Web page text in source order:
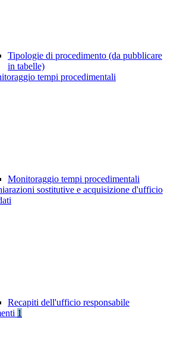
Tipologie di procedimento (da pubblicare
in tabelle)
tempi procedimentali
Monitoraggio tempi procedimentali
sostitutive e acquisizione d'ufficio
Recapiti dell'ufficio responsabile
1